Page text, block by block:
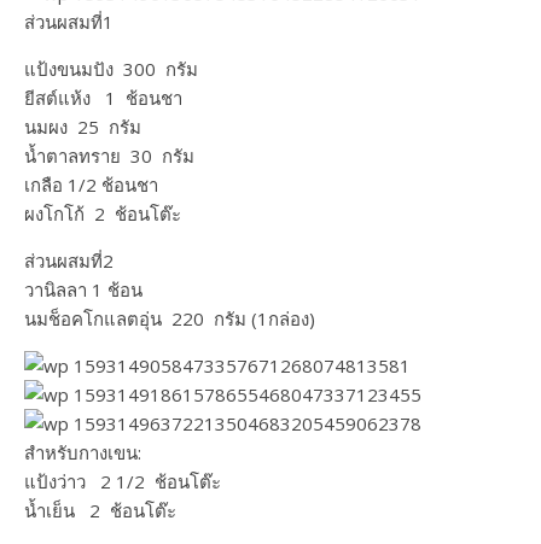
ส่วนผสมที่1
แป้งขนมปัง 300 กรัม
ยีสต์แห้ง 1 ช้อนชา​
นมผง 25 กรัม
น้ำตาลทราย 30 กรัม
เกลือ 1/2 ช้อนชา​
ผงโกโก้ 2 ช้อนโต๊ะ​
ส่วนผสมที่2
วานิลลา 1 ช้อน
นมช็อคโกแลตอุ่น 220 กรัม​ (1กล่อง)
สำหรับกางเขน:
แป้งว่าว 2 1/2 ช้อนโต๊ะ​
น้ำเย็น 2 ช้อนโต๊ะ